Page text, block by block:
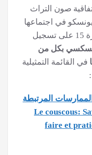
صون التراث
في اجتماعها
بكل من
في القائمة التمثيلية
المرتبطة
Le couscous:
faire et